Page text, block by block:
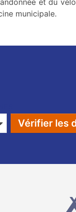
et du
municipale.
Vérifier les